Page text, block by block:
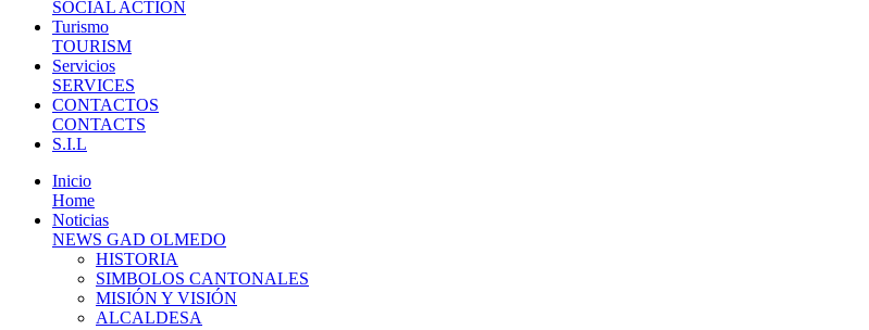
SOCIAL ACTION
Turismo
TOURISM
Servicios
SERVICES
CONTACTOS
CONTACTS
S.I.L
Inicio
Home
Noticias
NEWS GAD OLMEDO
HISTORIA
SIMBOLOS CANTONALES
MISIÓN Y VISIÓN
ALCALDESA